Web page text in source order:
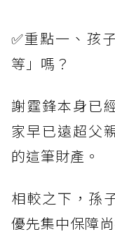
✅重點一、孩
等」嗎？
謝霆鋒本身已
家早已遠超父
的這筆財產。
相較之下，孫
優先集中保障